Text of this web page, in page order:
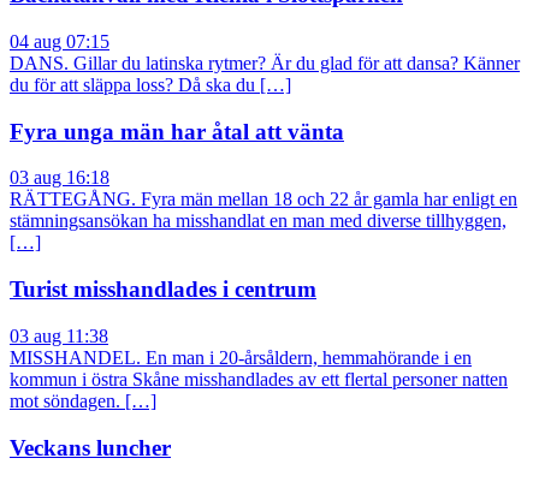
04 aug 07:15
DANS. Gillar du latinska rytmer? Är du glad för att dansa? Känner
du för att släppa loss? Då ska du […]
Fyra unga män har åtal att vänta
03 aug 16:18
RÄTTEGÅNG. Fyra män mellan 18 och 22 år gamla har enligt en
stämningsansökan ha misshandlat en man med diverse tillhyggen,
[…]
Turist misshandlades i centrum
03 aug 11:38
MISSHANDEL. En man i 20-årsåldern, hemmahörande i en
kommun i östra Skåne misshandlades av ett flertal personer natten
mot söndagen. […]
Veckans luncher